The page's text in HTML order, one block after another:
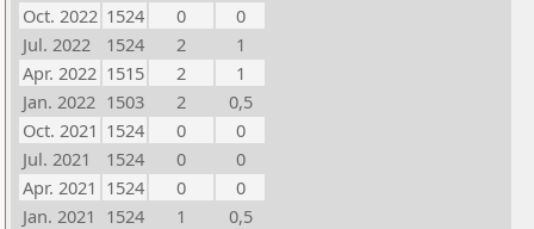
Oct. 2022 1524 0
0
Jul. 2022
1524 2
1
Apr. 2022 1515 2
1
Jan. 2022 1503 2
0,5
Oct. 2021 1524 0
0
Jul. 2021
1524 0
0
Apr. 2021 1524 0
0
Jan. 2021 1524 1
0,5